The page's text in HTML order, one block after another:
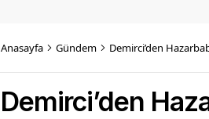
Anasayfa Gündem Demirci’den
Demirci’den